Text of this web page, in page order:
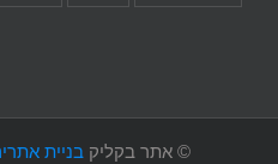
© אתר בקליק בניית